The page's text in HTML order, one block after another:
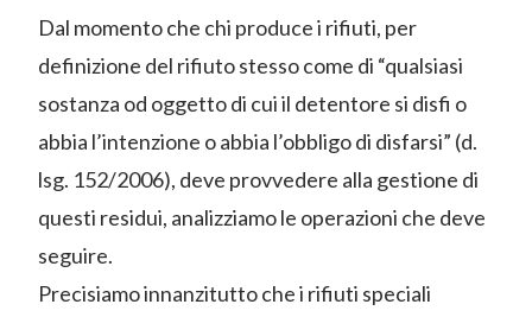
Dal momento che chi produce i rifiuti, per
definizione del rifiuto stesso come di “qualsiasi
sostanza od oggetto di cui il detentore si disfi o
abbia l’intenzione o abbia l’obbligo di disfarsi” (d.
lsg. 152/2006), deve provvedere alla gestione di
questi residui, analizziamo le operazioni che deve
seguire.
Precisiamo innanzitutto che i rifiuti speciali